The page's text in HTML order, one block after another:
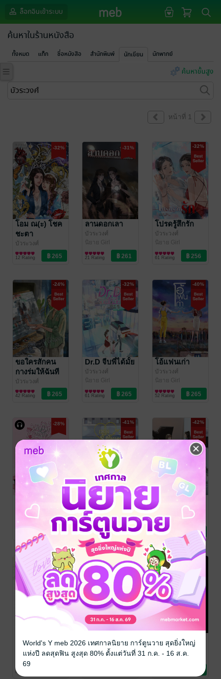
ล็อกอินเข้าระบบ
ค้นหาในร้านหนังสือ
ทั้งหมด แท็ก ชื่อหนังสือ สำนักพิมพ์ นักเขียน นักพากย์
ค้นหาขั้นสูง
หน้าที่ 1
-32%
โอม ณ(ะ) โชค
ชะตา
บัวระวงศ์
นิยาย Girl
Love/Yuri
12 Rating
-31%
ลานดอกเลา
บัวระวงศ์
นิยาย Girl
Love/Yuri
21 Rating
-32%
โปรดรู้สึกรัก
บัวระวงศ์
นิยาย Girl
Love/Yuri
61 Rating
-24%
ขอใครสักคน
กางร่มให้ฉันที
บัวระวงศ์
นิยาย Girl
Love/Yuri
42 Rating
-32%
Dr.D จีบพี่ได้มั้ย
บัวระวงศ์
นิยาย Girl
Love/Yuri
61 Rating
-40%
โอ้แฟนเก่า
บัวระวงศ์
นิยาย Girl
Love/Yuri
52 Rating
-28%
มายารักสีชมพู
(หนังสือเสียง)
บัวระวงศ์
นิยาย Girl
Love/Yuri
-41%
เพลงรักโอบดาว
บัวระวงศ์
นิยาย Girl
Love/Yuri
173 Rating
-42%
ตามรักซุปเปอร์
สตาร์
บัวระวงศ์
นิยาย Girl
Love/Yuri
93 Rating
-42%
ราม
บัวระวงศ์
นิยาย Girl
Love/Yuri
86 Rating
-37%
หัวใจ
บัวระวงศ์
Love/Yuri
-37%
บ่วงปริศนา
บัวระวงศ์
นิยาย Girl
World's Y meb 2026 เทศกาลนิยาย การ์ตูนวาย สุดยิ่งใหญ่
แห่งปี ลดสุดฟิน สูงสุด 80% ตั้งแต่วันที่ 31 ก.ค. - 16 ส.ค.
69